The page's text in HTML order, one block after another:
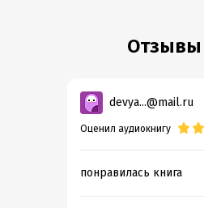
Год
Дата
Отзывы
devya...@mail.ru
Оценил аудиокнигу
понравилась книга